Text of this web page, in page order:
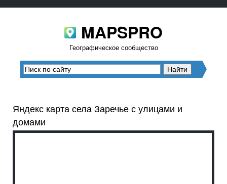
MAPSPRO
Географическое сообщество
Яндекс карта села Заречье с улицами и
домами